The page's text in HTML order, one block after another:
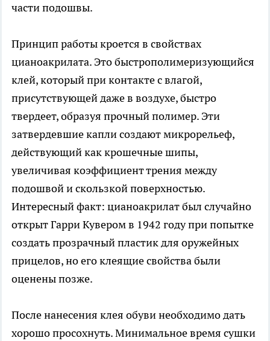
части подошвы.
Принцип работы кроется в свойствах
цианоакрилата. Это быстрополимеризующийся
клей, который при контакте с влагой,
присутствующей даже в воздухе, быстро
твердеет, образуя прочный полимер. Эти
затвердевшие капли создают микрорельеф,
действующий как крошечные шипы,
увеличивая коэффициент трения между
подошвой и скользкой поверхностью.
Интересный факт: цианоакрилат был случайно
открыт Гарри Кувером в 1942 году при попытке
создать прозрачный пластик для оружейных
прицелов, но его клеящие свойства были
оценены позже.
После нанесения клея обуви необходимо дать
хорошо просохнуть. Минимальное время сушки